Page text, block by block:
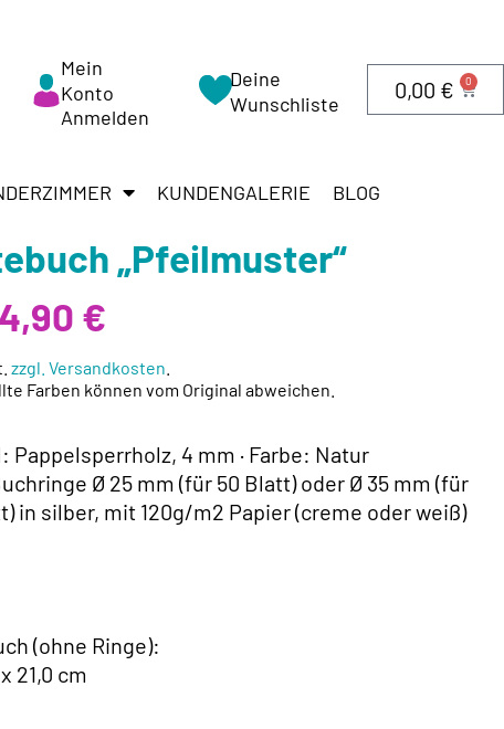
Mein
Konto
Anmelden
Deine
Wunschliste
0,00 € 0
KUNDENGALERIE BLOG
„Pfeilmuster“
€
zzgl. Versandkosten
Farben können vom Original abweichen.
Pappelsperrholz, 4 mm · Farbe: Natur
Ø 25 mm (für 50 Blatt) oder Ø 35 mm (für
in silber, mit 120g/m2 Papier (creme oder weiß)
(ohne Ringe):
21,0 cm